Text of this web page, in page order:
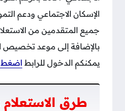
الإسكان الاجتماعي ودعم
جميع المتقدمين من
بالإضافة إلى موعد تخصيص
يمكنكم الدخول للرابط اضغط
طرق